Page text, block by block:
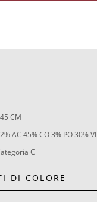
CM
AC 45% CO 3% PO 30% VI
C
DI COLORE